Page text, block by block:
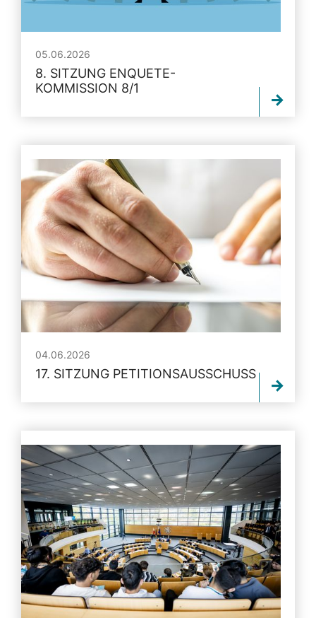
05.06.2026
8. SITZUNG ENQUETE-
KOMMISSION 8/1
04.06.2026
17. SITZUNG PETITIONSAUSSCHUSS